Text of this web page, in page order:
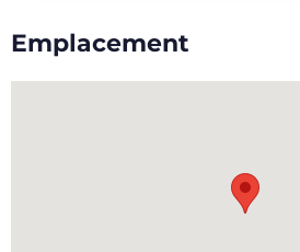
Emplacement